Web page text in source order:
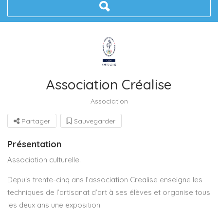
Association Créalise
Association
Partager Sauvegarder
Présentation
Association culturelle.
Depuis trente-cinq ans l’association Crealise enseigne les
techniques de l’artisanat d’art à ses élèves et organise tous
les deux ans une exposition.